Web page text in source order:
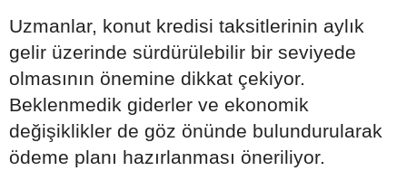
Uzmanlar, konut kredisi taksitlerinin aylık
gelir üzerinde sürdürülebilir bir seviyede
olmasının önemine dikkat çekiyor.
Beklenmedik giderler ve ekonomik
değişiklikler de göz önünde bulundurularak
ödeme planı hazırlanması öneriliyor.